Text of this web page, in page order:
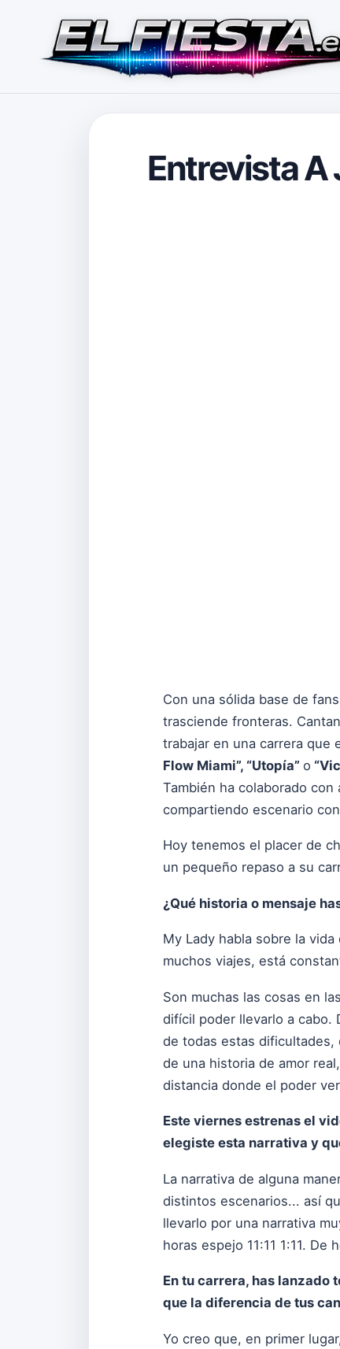
Entrevista A
Con una sólida base de
trasciende fronteras.
trabajar en una carrera que
Flow Miami”, “Utopía” o
También ha colaborado
compartiendo escenario con
Hoy tenemos el placer de
un pequeño repaso a su
¿Qué historia o mensaje
My Lady habla sobre la
muchos viajes, está
Son muchas las cosas en
difícil poder llevarlo a cabo.
de todas estas dificultades,
de una historia de amor
distancia donde el poder
Este viernes estrenas el
elegiste esta narrativa y
La narrativa de alguna
distintos escenarios... así
llevarlo por una narrativa
horas espejo 11:11 1:11.
En tu carrera, has lanzado
que la diferencia de tus
Yo creo que, en primer